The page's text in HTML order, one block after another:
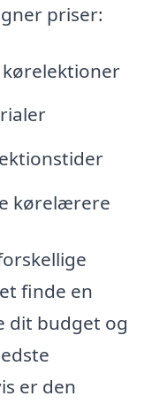
priser:
kørelærere
finde en
dit budget og
er den